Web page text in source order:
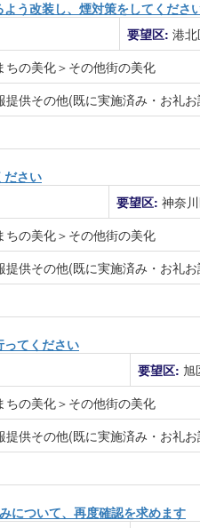
う改装し、煙対策をしてくださ
要望区: 港
ちの美化＞その他街の美化
提供その他(既に実施済み・お礼
ださい
要望区: 神奈
ちの美化＞その他街の美化
提供その他(既に実施済み・お礼
てください
要望区: 旭
ちの美化＞その他街の美化
提供その他(既に実施済み・お礼
について、再度確認を求めます